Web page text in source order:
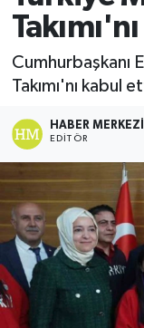
Cumhurbaşkanı
Takımı'nı kabul
HABER MERKEZI
EDITÖR